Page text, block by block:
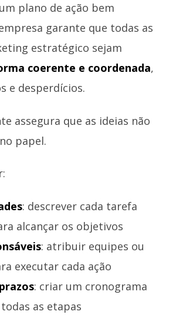
plano de ação bem
garante que todas as
estratégico sejam
coerente e coordenada,
e desperdícios.
assegura que as ideias não
papel.
: descrever cada tarefa
alcançar os objetivos
: atribuir equipes ou
executar cada ação
: criar um cronograma
as etapas